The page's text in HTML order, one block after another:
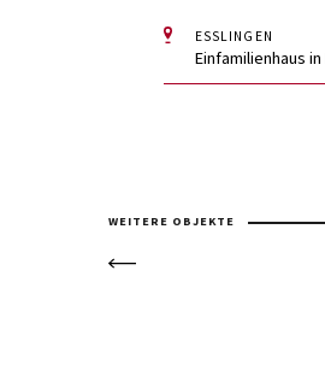
ESSLINGEN
Einfamilienhaus
WEITERE OBJEKTE